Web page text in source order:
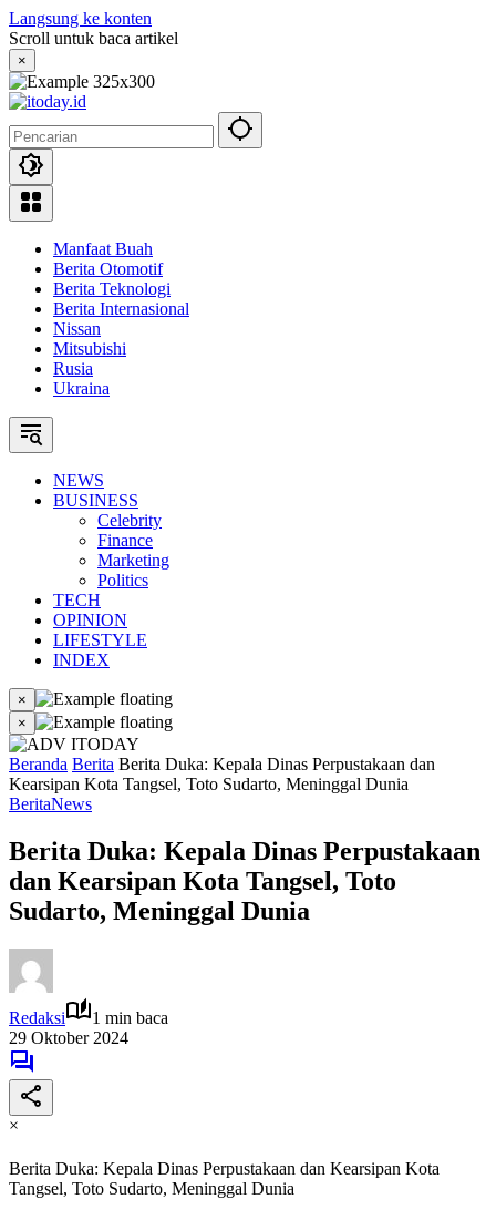
Langsung ke konten
Scroll untuk baca artikel
×
Manfaat Buah
Berita Otomotif
Berita Teknologi
Berita Internasional
Nissan
Mitsubishi
Rusia
Ukraina
NEWS
BUSINESS
Celebrity
Finance
Marketing
Politics
TECH
OPINION
LIFESTYLE
INDEX
×
×
Beranda Berita Berita Duka: Kepala Dinas Perpustakaan dan
Kearsipan Kota Tangsel, Toto Sudarto, Meninggal Dunia
BeritaNews
Berita Duka: Kepala Dinas Perpustakaan
dan Kearsipan Kota Tangsel, Toto
Sudarto, Meninggal Dunia
Redaksi
1 min baca
29 Oktober 2024
×
Berita Duka: Kepala Dinas Perpustakaan dan Kearsipan Kota
Tangsel, Toto Sudarto, Meninggal Dunia